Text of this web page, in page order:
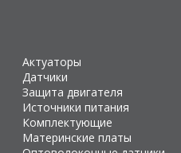
Актуаторы
Датчики
Защита двигателя
Источники питания
Комплектующие
Материнские платы